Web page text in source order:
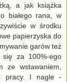
a jak książka
białego rana, w
w środku
papierzyska do
garów też
się za 100%-ego
ze wstawaniem,
pracy. I nagle -